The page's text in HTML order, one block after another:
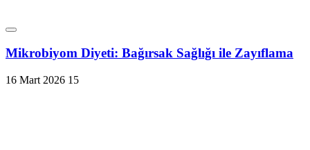
Mikrobiyom Diyeti: Bağırsak Sağlığı ile Zayıflama
16 Mart 2026 15